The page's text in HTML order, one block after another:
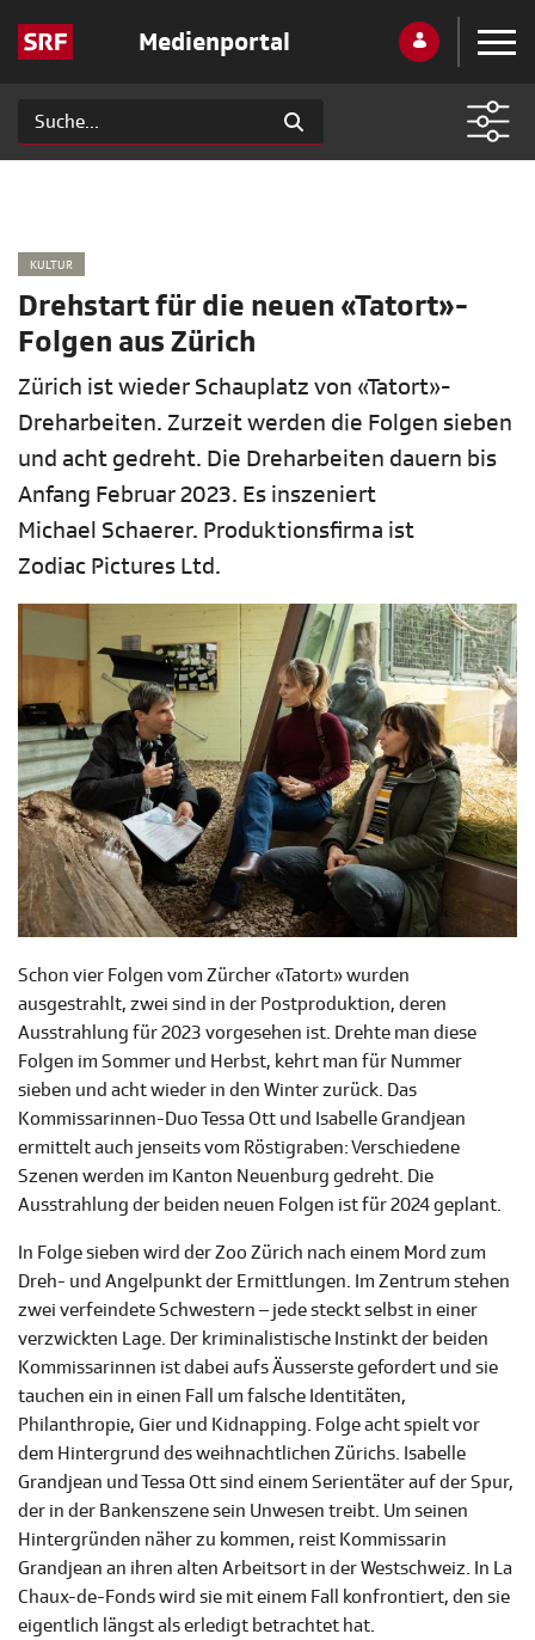
Medienportal
KULTUR
Drehstart für die neuen «Tatort»-
Folgen aus Zürich
Zürich ist wieder Schauplatz von «Tatort»-
Dreharbeiten. Zurzeit werden die Folgen sieben
und acht gedreht. Die Dreharbeiten dauern bis
Anfang Februar 2023. Es inszeniert
Michael Schaerer. Produktionsfirma ist
Zodiac Pictures Ltd.
Schon vier Folgen vom Zürcher «Tatort» wurden
ausgestrahlt, zwei sind in der Postproduktion, deren
Ausstrahlung für 2023 vorgesehen ist. Drehte man diese
Folgen im Sommer und Herbst, kehrt man für Nummer
sieben und acht wieder in den Winter zurück. Das
Kommissarinnen-Duo Tessa Ott und Isabelle Grandjean
ermittelt auch jenseits vom Röstigraben: Verschiedene
Szenen werden im Kanton Neuenburg gedreht. Die
Ausstrahlung der beiden neuen Folgen ist für 2024 geplant.
In Folge sieben wird der Zoo Zürich nach einem Mord zum
Dreh- und Angelpunkt der Ermittlungen. Im Zentrum stehen
zwei verfeindete Schwestern – jede steckt selbst in einer
verzwickten Lage. Der kriminalistische Instinkt der beiden
Kommissarinnen ist dabei aufs Äusserste gefordert und sie
tauchen ein in einen Fall um falsche Identitäten,
Philanthropie, Gier und Kidnapping. Folge acht spielt vor
dem Hintergrund des weihnachtlichen Zürichs. Isabelle
Grandjean und Tessa Ott sind einem Serientäter auf der Spur,
der in der Bankenszene sein Unwesen treibt. Um seinen
Hintergründen näher zu kommen, reist Kommissarin
Grandjean an ihren alten Arbeitsort in der Westschweiz. In La
Chaux-de-Fonds wird sie mit einem Fall konfrontiert, den sie
eigentlich längst als erledigt betrachtet hat.